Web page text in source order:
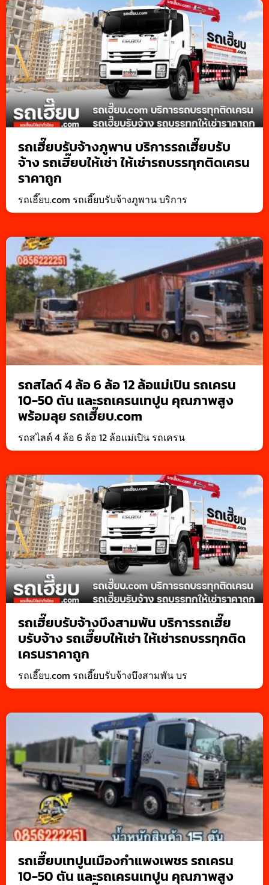
รถเฮี๊ยบรับจ้างภูพาน บริการรถเฮี๊ยบรับ
จ้าง รถเฮี๊ยบให้เช่า ให้เช่ารถบรรทุกติดเครน
ราคาถูก
รถเฮี๊ยบ.com รถเฮี๊ยบรับจ้างภูพาน บริการ
รถสไลด์ 4 ล้อ 6 ล้อ 12 ล้อแม่เปิน รถเครน
10-50 ตัน และรถเครนเทปูน คุณภาพสูง
พร้อมลุย รถเฮี๊ยบ.com
รถสไลด์ 4 ล้อ 6 ล้อ 12 ล้อแม่เปิน รถเครน
รถเฮี๊ยบรับจ้างบึงสามพัน บริการรถเฮี๊ย
บรับจ้าง รถเฮี๊ยบให้เช่า ให้เช่ารถบรรทุกติด
เครนราคาถูก
รถเฮี๊ยบ.com รถเฮี๊ยบรับจ้างบึงสามพัน บร
รถเฮี๊ยบเทปูนเมืองกำแพงเพชร รถเครน
10-50 ตัน และรถเครนเทปูน คุณภาพสูง